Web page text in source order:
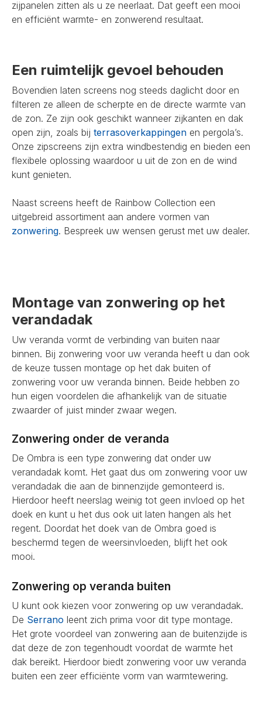
zijpanelen zitten als u ze neerlaat. Dat geeft een mooi
en efficiënt warmte- en zonwerend resultaat.
Een ruimtelijk gevoel behouden
Bovendien laten screens nog steeds daglicht door en
filteren ze alleen de scherpte en de directe warmte van
de zon. Ze zijn ook geschikt wanneer zijkanten en dak
open zijn, zoals bij terrasoverkappingen en pergola’s.
Onze zipscreens zijn extra windbestendig en bieden een
flexibele oplossing waardoor u uit de zon en de wind
kunt genieten.
Naast screens heeft de Rainbow Collection een
uitgebreid assortiment aan andere vormen van
zonwering. Bespreek uw wensen gerust met uw dealer.
Montage van zonwering op het
verandadak
Uw veranda vormt de verbinding van buiten naar
binnen. Bij zonwering voor uw veranda heeft u dan ook
de keuze tussen montage op het dak buiten of
zonwering voor uw veranda binnen. Beide hebben zo
hun eigen voordelen die afhankelijk van de situatie
zwaarder of juist minder zwaar wegen.
Zonwering onder de veranda
De Ombra is een type zonwering dat onder uw
verandadak komt. Het gaat dus om zonwering voor uw
verandadak die aan de binnenzijde gemonteerd is.
Hierdoor heeft neerslag weinig tot geen invloed op het
doek en kunt u het dus ook uit laten hangen als het
regent. Doordat het doek van de Ombra goed is
beschermd tegen de weersinvloeden, blijft het ook
mooi.
Zonwering op veranda buiten
U kunt ook kiezen voor zonwering op uw verandadak.
De Serrano leent zich prima voor dit type montage.
Het grote voordeel van zonwering aan de buitenzijde is
dat deze de zon tegenhoudt voordat de warmte het
dak bereikt. Hierdoor biedt zonwering voor uw veranda
buiten een zeer efficiënte vorm van warmtewering.